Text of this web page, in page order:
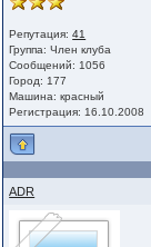
Репутация:41
Группа:Член клуба
Сообщений: 1056
Город: 177
Машина: красный
Регистрация: 16.10.2008
ADR